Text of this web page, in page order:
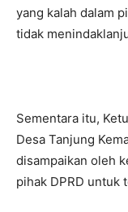
yang kalah dalam
tidak
Sementara itu,
Desa Tanjung
disampaikan oleh
pihak DPRD untuk